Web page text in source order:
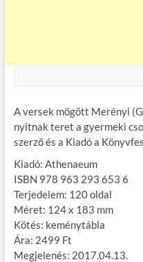
A versek mögött Merényi
nyitnak teret a gyermeki
szerző és a Kiadó a
Kiadó: Athenaeum
ISBN 978 963 293 653 6
Terjedelem: 120 oldal
Méret: 124 x 183 mm
Kötés: keménytábla
Ára: 2499 Ft
Megjelenés: 2017.04.13.